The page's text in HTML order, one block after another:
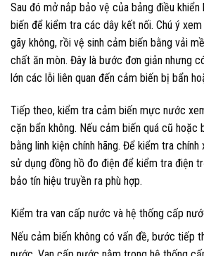
Sau đó mở nắp bảo vệ của bảng điều
biến để kiểm tra các dây kết nối. Chú ý
gãy không, rồi vệ sinh cảm biến bằng vải
chất ăn mòn. Đây là bước đơn giản nhưng
lớn các lỗi liên quan đến cảm biến bị bẩn
Tiếp theo, kiểm tra cảm biến mực nước
cặn bẩn không. Nếu cảm biến quá cũ hoặc
bằng linh kiện chính hãng. Để kiểm tra
sử dụng đồng hồ đo điện để kiểm tra điện
bảo tín hiệu truyền ra phù hợp.
Kiểm tra van cấp nước và hệ thống cấp
Nếu cảm biến không có vấn đề, bước tiếp